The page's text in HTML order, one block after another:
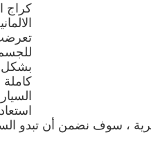
الالمانية
ورشة
كهربائي
ميكانيكي
خدمة
على
الطريق
مغلقة
كراج
بشكل
، سوف نضمن أن تبدو